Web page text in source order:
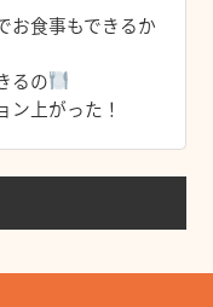
お食事もできるか
るの
ン上がった！